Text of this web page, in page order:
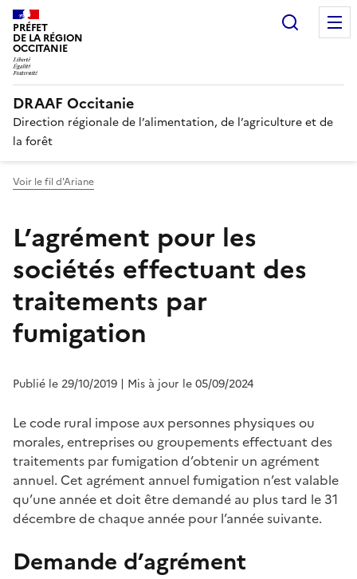
PRÉFET
DE LA RÉGION
OCCITANIE
DRAAF Occitanie
Direction régionale de l’alimentation, de l’agriculture et de
la forêt
Voir le fil d'Ariane
L’agrément pour les
sociétés effectuant des
traitements par
fumigation
Publié le 29/10/2019 | Mis à jour le 05/09/2024
Le code rural impose aux personnes physiques ou
morales, entreprises ou groupements effectuant des
traitements par fumigation d’obtenir un agrément
annuel. Cet agrément annuel fumigation n’est valable
qu’une année et doit être demandé au plus tard le 31
décembre de chaque année pour l’année suivante.
Demande d’agrément